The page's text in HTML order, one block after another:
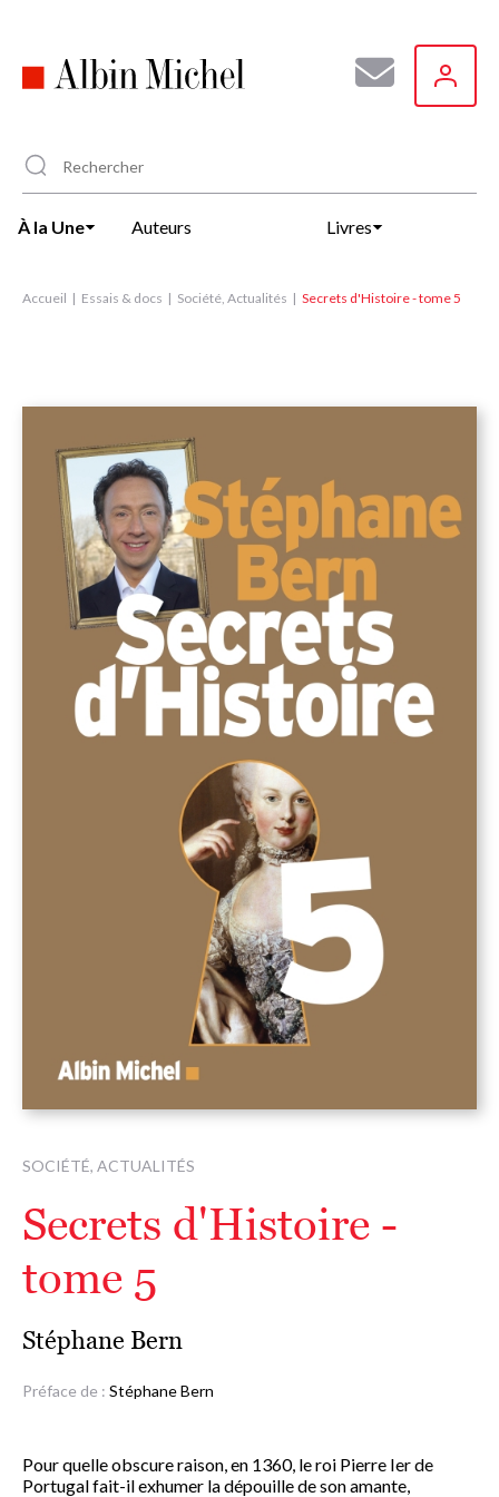
principal
À la Une Auteurs Livres
Accueil Essais & docs Société, Actualités Secrets d'Histoire - tome 5
SOCIÉTÉ, ACTUALITÉS
Secrets d'Histoire -
tome 5
Stéphane Bern
Préface de : Stéphane Bern
Pour quelle obscure raison, en 1360, le roi Pierre Ier de
Portugal fait-il exhumer la dépouille de son amante,